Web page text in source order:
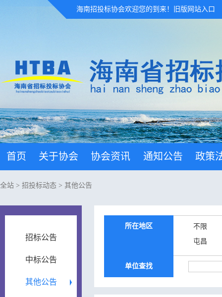
海南招投标协会欢迎您的到来！ 旧版网站入口
首页 关于协会 协会资讯 通知公告 政策
全站 > 招投标动态 > 其他公告
招标公告
中标公告
其他公告
所在地区
不限
屯昌
单位查找